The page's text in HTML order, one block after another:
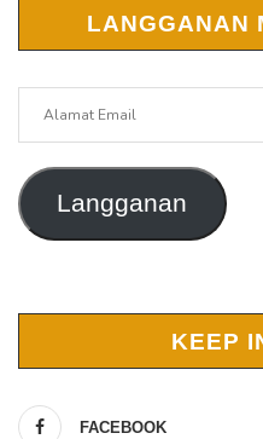
LANGGANAN
Langganan
KEEP
FACEBOOK